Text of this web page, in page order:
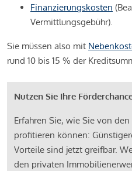
Finanzierungskosten
Vermittlungsgebühr).
Sie müssen also mit
rund 10 bis 15 % der
Nutzen Sie Ihre
Erfahren Sie, wie Sie von
profitieren können:
Vorteile sind jetzt greifbar.
den privaten